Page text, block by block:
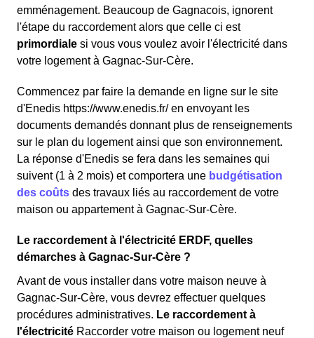
emménagement. Beaucoup de Gagnacois, ignorent
l'étape du raccordement alors que celle ci est
primordiale si vous vous voulez avoir l'électricité dans
votre logement à Gagnac-Sur-Cère.
Commencez par faire la demande en ligne sur le site
d'Enedis https://www.enedis.fr/ en envoyant les
documents demandés donnant plus de renseignements
sur le plan du logement ainsi que son environnement.
La réponse d'Enedis se fera dans les semaines qui
suivent (1 à 2 mois) et comportera une budgétisation
des coûts des travaux liés au raccordement de votre
maison ou appartement à Gagnac-Sur-Cère.
Le raccordement à l'électricité ERDF, quelles
démarches à Gagnac-Sur-Cère ?
Avant de vous installer dans votre maison neuve à
Gagnac-Sur-Cère, vous devrez effectuer quelques
procédures administratives. Le raccordement à
l'électricité Raccorder votre maison ou logement neuf